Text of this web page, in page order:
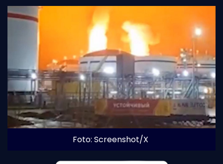
Tradicija i kultura
Foto: Screenshot/X